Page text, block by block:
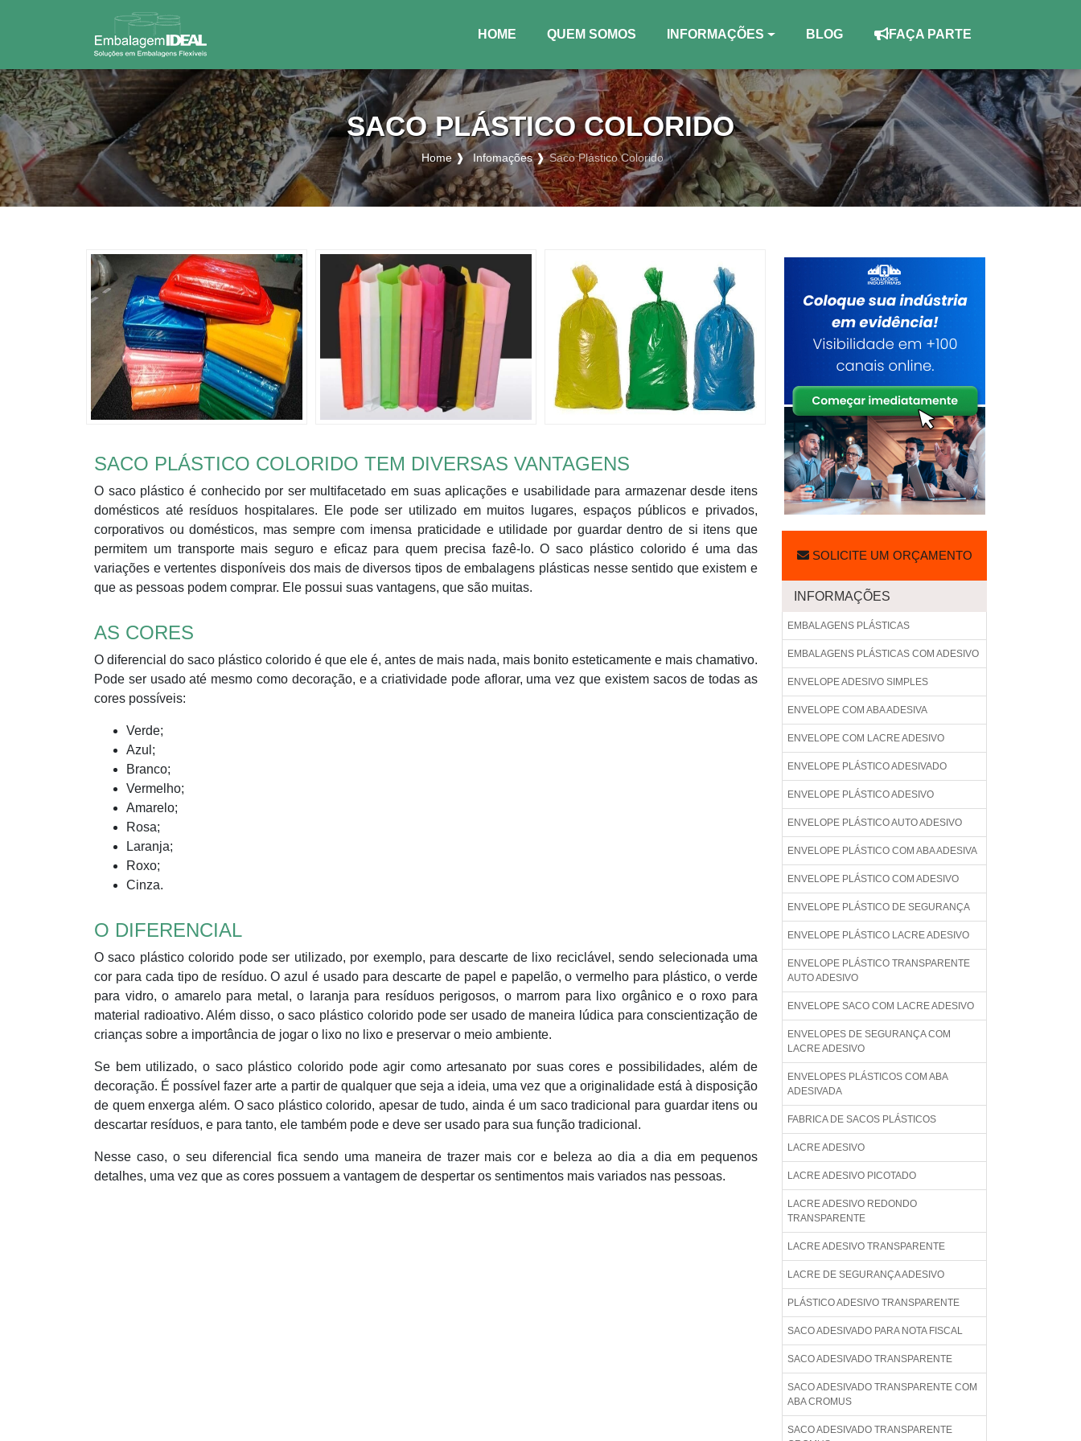
HOME
(CURRENT)
QUEM SOMOS INFORMAÇÕES BLOG FAÇA PARTE
SACO PLÁSTICO COLORIDO
Home ❱ Infomações ❱ Saco Plástico Colorido
SACO PLÁSTICO COLORIDO TEM DIVERSAS VANTAGENS
O saco plástico é conhecido por ser multifacetado em suas aplicações e usabilidade para armazenar desde itens
domésticos até resíduos hospitalares. Ele pode ser utilizado em muitos lugares, espaços públicos e privados,
corporativos ou domésticos, mas sempre com imensa praticidade e utilidade por guardar dentro de si itens que
permitem um transporte mais seguro e eficaz para quem precisa fazê-lo. O saco plástico colorido é uma das
variações e vertentes disponíveis dos mais de diversos tipos de embalagens plásticas nesse sentido que existem e
que as pessoas podem comprar. Ele possui suas vantagens, que são muitas.
AS CORES
O diferencial do saco plástico colorido é que ele é, antes de mais nada, mais bonito esteticamente e mais chamativo.
Pode ser usado até mesmo como decoração, e a criatividade pode aflorar, uma vez que existem sacos de todas as
cores possíveis:
Verde;
Azul;
Branco;
Vermelho;
Amarelo;
Rosa;
Laranja;
Roxo;
Cinza.
O DIFERENCIAL
O saco plástico colorido pode ser utilizado, por exemplo, para descarte de lixo reciclável, sendo selecionada uma
cor para cada tipo de resíduo. O azul é usado para descarte de papel e papelão, o vermelho para plástico, o verde
para vidro, o amarelo para metal, o laranja para resíduos perigosos, o marrom para lixo orgânico e o roxo para
material radioativo. Além disso, o saco plástico colorido pode ser usado de maneira lúdica para conscientização de
crianças sobre a importância de jogar o lixo no lixo e preservar o meio ambiente.
Se bem utilizado, o saco plástico colorido pode agir como artesanato por suas cores e possibilidades, além de
decoração. É possível fazer arte a partir de qualquer que seja a ideia, uma vez que a originalidade está à disposição
de quem enxerga além. O saco plástico colorido, apesar de tudo, ainda é um saco tradicional para guardar itens ou
descartar resíduos, e para tanto, ele também pode e deve ser usado para sua função tradicional.
Nesse caso, o seu diferencial fica sendo uma maneira de trazer mais cor e beleza ao dia a dia em pequenos
detalhes, uma vez que as cores possuem a vantagem de despertar os sentimentos mais variados nas pessoas.
SOLICITE UM ORÇAMENTO
INFORMAÇÕES
EMBALAGENS PLÁSTICAS
EMBALAGENS PLÁSTICAS COM ADESIVO
ENVELOPE ADESIVO SIMPLES
ENVELOPE COM ABA ADESIVA
ENVELOPE COM LACRE ADESIVO
ENVELOPE PLÁSTICO ADESIVADO
ENVELOPE PLÁSTICO ADESIVO
ENVELOPE PLÁSTICO AUTO ADESIVO
ENVELOPE PLÁSTICO COM ABA ADESIVA
ENVELOPE PLÁSTICO COM ADESIVO
ENVELOPE PLÁSTICO DE SEGURANÇA
ENVELOPE PLÁSTICO LACRE ADESIVO
ENVELOPE PLÁSTICO TRANSPARENTE
AUTO ADESIVO
ENVELOPE SACO COM LACRE ADESIVO
ENVELOPES DE SEGURANÇA COM
LACRE ADESIVO
ENVELOPES PLÁSTICOS COM ABA
ADESIVADA
FABRICA DE SACOS PLÁSTICOS
LACRE ADESIVO
LACRE ADESIVO PICOTADO
LACRE ADESIVO REDONDO
TRANSPARENTE
LACRE ADESIVO TRANSPARENTE
LACRE DE SEGURANÇA ADESIVO
PLÁSTICO ADESIVO TRANSPARENTE
SACO ADESIVADO PARA NOTA FISCAL
SACO ADESIVADO TRANSPARENTE
SACO ADESIVADO TRANSPARENTE COM
ABA CROMUS
SACO ADESIVADO TRANSPARENTE